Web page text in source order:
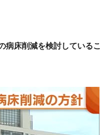
病床削減を検討している